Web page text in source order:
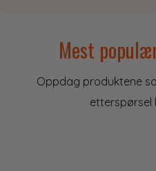
Mest
Oppdag produktene
etterspørsel